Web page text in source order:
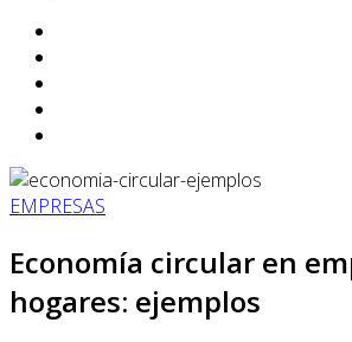
EMPRESAS
Economía circular en
hogares: ejemplos